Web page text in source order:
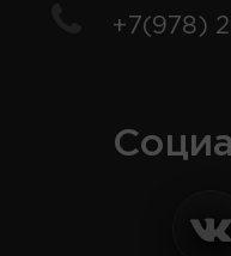
+7(978)